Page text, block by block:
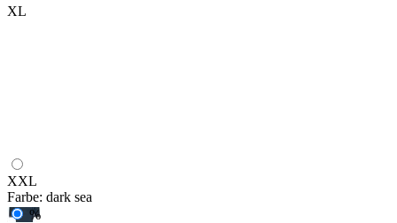
XL
XXL
Farbe: dark sea
%